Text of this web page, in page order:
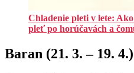
Chladenie pleti v lete:
pleť po horúčavách a
Baran (21. 3. – 19. 4.)